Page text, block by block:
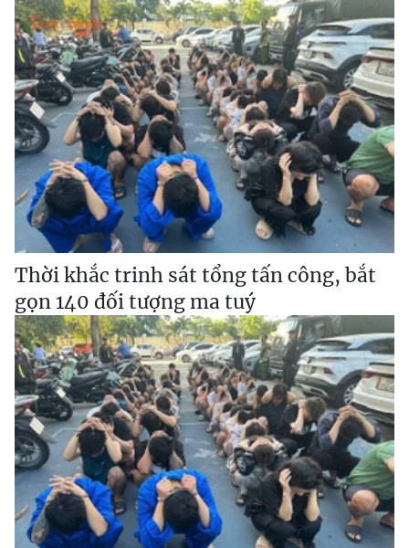
Thời khắc trinh sát tổng tấn công, bắt
gọn 140 đối tượng ma tuý